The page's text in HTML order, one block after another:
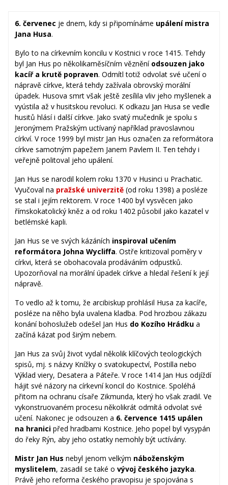
6. červenec je dnem, kdy si připomínáme upálení mistra
Jana Husa.
Bylo to na církevním koncilu v Kostnici v roce 1415. Tehdy
byl Jan Hus po několikaměsíčním věznění odsouzen jako
kacíř a krutě popraven. Odmítl totiž odvolat své učení o
nápravě církve, která tehdy zažívala obrovský morální
úpadek. Husova smrt však ještě zesílila vliv jeho myšlenek a
vyústila až v husitskou revoluci. K odkazu Jan Husa se vedle
husitů hlásí i další církve. Jako svatý mučedník je spolu s
Jeronýmem Pražským uctívaný například pravoslavnou
církví. V roce 1999 byl mistr Jan Hus označen za reformátora
církve samotným papežem Janem Pavlem II. Ten tehdy i
veřejně politoval jeho upálení.
Jan Hus se narodil kolem roku 1370 v Husinci u Prachatic.
Vyučoval na pražské univerzitě (od roku 1398) a posléze
se stal i jejím rektorem. V roce 1400 byl vysvěcen jako
římskokatolický kněz a od roku 1402 působil jako kazatel v
betlémské kapli.
Jan Hus se ve svých kázáních inspiroval učením
reformátora Johna Wycliffa. Ostře kritizoval poměry v
církvi, která se obohacovala prodáváním odpustků.
Upozorňoval na morální úpadek církve a hledal řešení k její
nápravě.
To vedlo až k tomu, že arcibiskup prohlásil Husa za kacíře,
posléze na něho byla uvalena kladba. Pod hrozbou zákazu
konání bohoslužeb odešel Jan Hus do Kozího Hrádku a
začíná kázat pod širým nebem.
Jan Hus za svůj život vydal několik klíčových teologických
spisů, mj. s názvy Knížky o svatokupectví, Postilla nebo
Výklad viery, Desatera a Páteře. V roce 1414 Jan Hus odjíždí
hájit své názory na církevní koncil do Kostnice. Spoléhá
přitom na ochranu císaře Zikmunda, který ho však zradil. Ve
vykonstruovaném procesu několikrát odmítá odvolat své
učení. Nakonec je odsouzen a 6. července 1415 upálen
na hranici před hradbami Kostnice. Jeho popel byl vysypán
do řeky Rýn, aby jeho ostatky nemohly být uctívány.
Mistr Jan Hus nebyl jenom velkým náboženským
myslitelem, zasadil se také o vývoj českého jazyka.
Právě jeho reforma českého pravopisu je spojována s